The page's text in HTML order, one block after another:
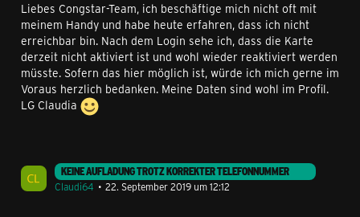
Liebes Congstar-Team, ich beschäftige mich nicht oft mit
meinem Handy und habe heute erfahren, dass ich nicht
erreichbar bin. Nach dem Login sehe ich, dass die Karte
derzeit nicht aktiviert ist und wohl wieder reaktiviert werden
müsste. Sofern das hier möglich ist, würde ich mich gerne im
Voraus herzlich bedanken. Meine Daten sind wohl im Profil.
LG Claudia
KEINE AUFLADUNG TROTZ KORREKTER TELEFONNUMMER
Claudi64
22. September 2019 um 12:12